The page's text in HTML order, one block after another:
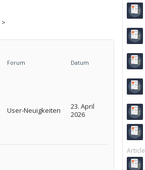
>
Forum Datum
User-Neuigkeiten
23. April
2026
Article